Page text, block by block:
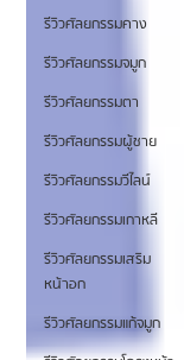
รีวิวศัลยกรรมคาง
รีวิวศัลยกรรมจมูก
รีวิวศัลยกรรมตา
รีวิวศัลยกรรมผู้ชาย
รีวิวศัลยกรรมวีไลน์
รีวิวศัลยกรรมเกาหลี
รีวิวศัลยกรรมเสริม
หน้าอก
รีวิวศัลยกรรมแก้จมูก